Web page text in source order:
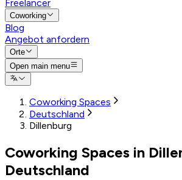
Freelancer
Coworking
Blog
Angebot anfordern
Orte
Open main menu
Coworking Spaces
Deutschland
Dillenburg
Coworking Spaces in
Deutschland